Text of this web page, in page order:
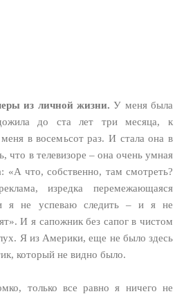
из личной жизни. У меня была
до ста лет три месяца, к
в восемьсот раз. И стала она в
что в телевизоре – она очень умная
«А что, собственно, там смотреть?
изредка перемежающаяся
я не успеваю следить – и я не
И я сапожник без сапог в чистом
Я из Америки, еще не было здесь
который не видно было.
только все равно я ничего не